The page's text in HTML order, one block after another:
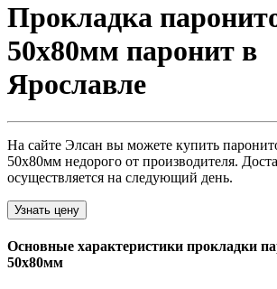
Прокладка
50х80мм паронит в
Ярославле
На сайте Элсан вы можете купить
50х80мм недорого от производителя.
осуществляется на следующий день.
Узнать цену
Основные характеристики прокладки
50х80мм